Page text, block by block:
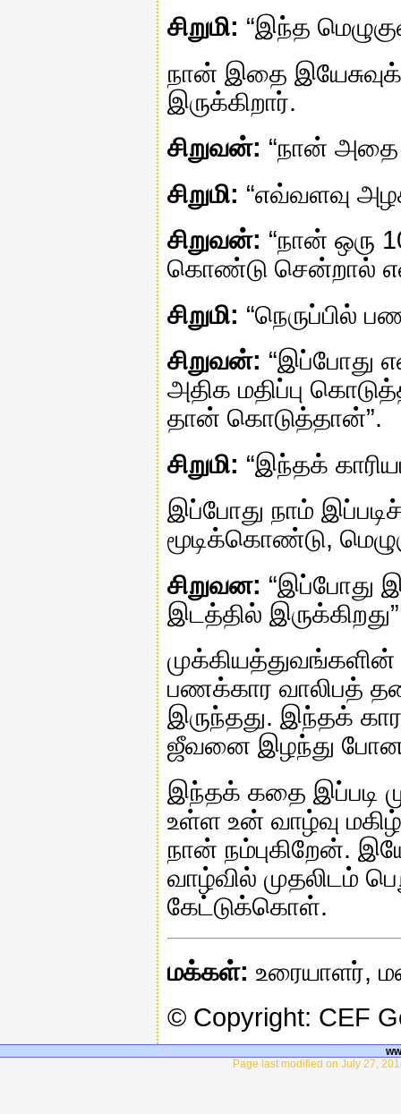
சிறுமி: “இந்த
நான் இதை
இருக்கிறார்.
சிறுவன்: “நான் அதை
சிறுமி: “எவ்வளவு
சிறுவன்: “நான் ஒரு
கொண்டு சென்றால்
சிறுமி: “நெருப்பில்
சிறுவன்: “இப்போது
அதிக மதிப்பு
தான் கொடுத்தான்”.
சிறுமி: “இந்தக்
இப்போது நாம்
மூடிக்கொண்டு,
சிறுவன: “இப்போது
இடத்தில்
முக்கியத்துவங்களின்
பணக்கார வாலிபத்
இருந்தது. இந்தக்
ஜீவனை இழந்து
இந்தக் கதை இப்படி
உள்ள உன் வாழ்வு
நான் நம்புகிறேன்.
வாழ்வில் முதலிடம்
கேட்டுக்கொள்.
மக்கள்: உரையாளர்,
© Copyright: CEF
Page last modified on July 27,